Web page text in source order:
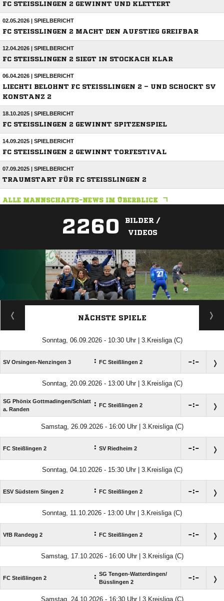
FC STEISSLINGEN 2 GEWINNT UND KLETTERT
02.05.2026 | SPIELBERICHT
FC STEISSLINGEN 2 MACHT DEN AUFSTIEG GREIFBAR
12.04.2026 | SPIELBERICHT
FC STEISSLINGEN 2 SIEGT IN STOCKACH KLAR
06.04.2026 | SPIELBERICHT
LIECHTI BELOHNT FC STEISSLINGEN 2 – UND SCHOCKT SV K
ONSTANZ 2
18.10.2025 | SPIELBERICHT
FC STEISSLINGEN 2 GEWINNT SPITZENSPIEL
14.09.2025 | SPIELBERICHT
FC STEISSLINGEN 2 GEWINNT TORFESTIVAL
07.09.2025 | SPIELBERICHT
TRAUMSTART FÜR FC STEISSLINGEN 2
ALLE MANNSCHAFTS-NEWS IM ÜBERBLICK
2260
BILDER /
VIDEOS
ANZEIGE
NÄCHSTE SPIELE
Sonntag, 06.09.2026 - 10:30 Uhr | 3.Kreisliga (C)
SV Orsingen-Nenzingen 3 : FC Steißlingen 2 :
Sonntag, 20.09.2026 - 13:00 Uhr | 3.Kreisliga (C)
SG Phönix Gottmadingen/​Schlatt
a. Randen
: FC Steißlingen 2 :
Samstag, 26.09.2026 - 16:00 Uhr | 3.Kreisliga (C)
FC Steißlingen 2 : SV Riedheim 2 :
Sonntag, 04.10.2026 - 15:30 Uhr | 3.Kreisliga (C)
ESV Südstern Singen 2 : FC Steißlingen 2 :
Sonntag, 11.10.2026 - 13:00 Uhr | 3.Kreisliga (C)
VfB Randegg 2 : FC Steißlingen 2 :
Samstag, 17.10.2026 - 16:00 Uhr | 3.Kreisliga (C)
FC Steißlingen 2 : SG Tengen-Watterdingen/​
Büsslingen 2
:
Samstag, 24.10.2026 - 16:30 Uhr | 3.Kreisliga (C)